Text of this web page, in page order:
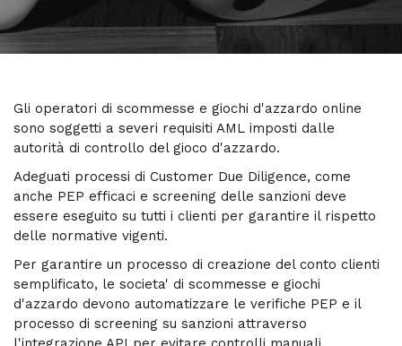
Gli operatori di scommesse e giochi d'azzardo online
sono soggetti a severi requisiti AML imposti dalle
autorità di controllo del gioco d'azzardo.
Adeguati processi di Customer Due Diligence, come
anche PEP efficaci e screening delle sanzioni deve
essere eseguito su tutti i clienti per garantire il rispetto
delle normative vigenti.
Per garantire un processo di creazione del conto clienti
semplificato, le societa' di scommesse e giochi
d'azzardo devono automatizzare le verifiche PEP e il
processo di screening su sanzioni attraverso